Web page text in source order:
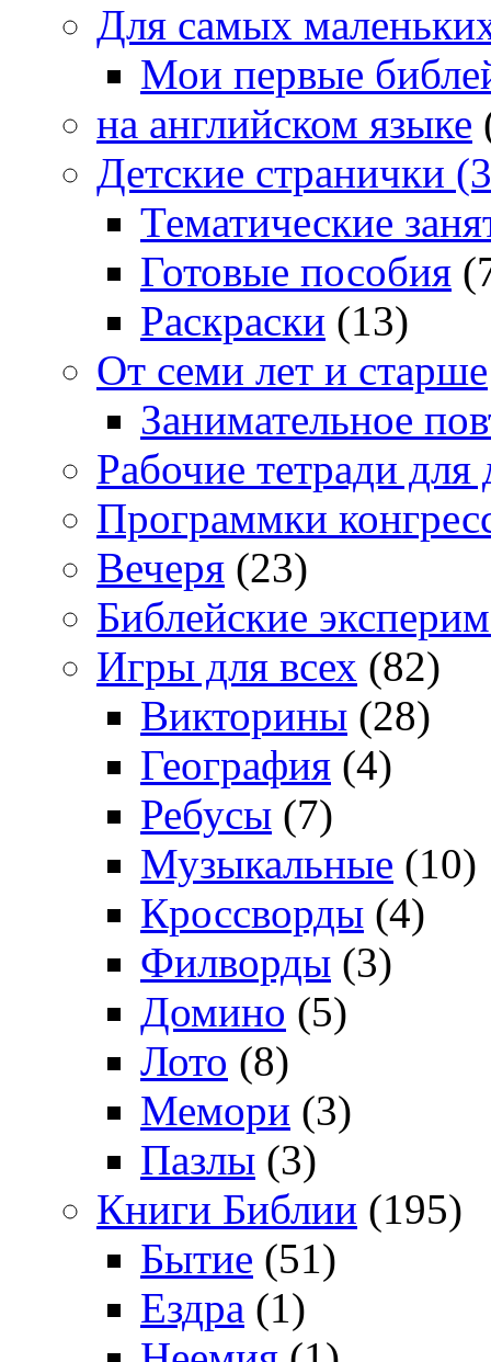
Для самых
Мои первые
на английском языке
Детские странички
Тематические
Готовые пособия
Раскраски (13)
От семи лет и старше
Занимательное
Рабочие тетради для
Программки
Вечеря (23)
Библейские
Игры для всех (82)
Викторины (28)
География (4)
Ребусы (7)
Музыкальные (10)
Кроссворды (4)
Филворды (3)
Домино (5)
Лото (8)
Мемори (3)
Пазлы (3)
Книги Библии (195)
Бытие (51)
Ездра (1)